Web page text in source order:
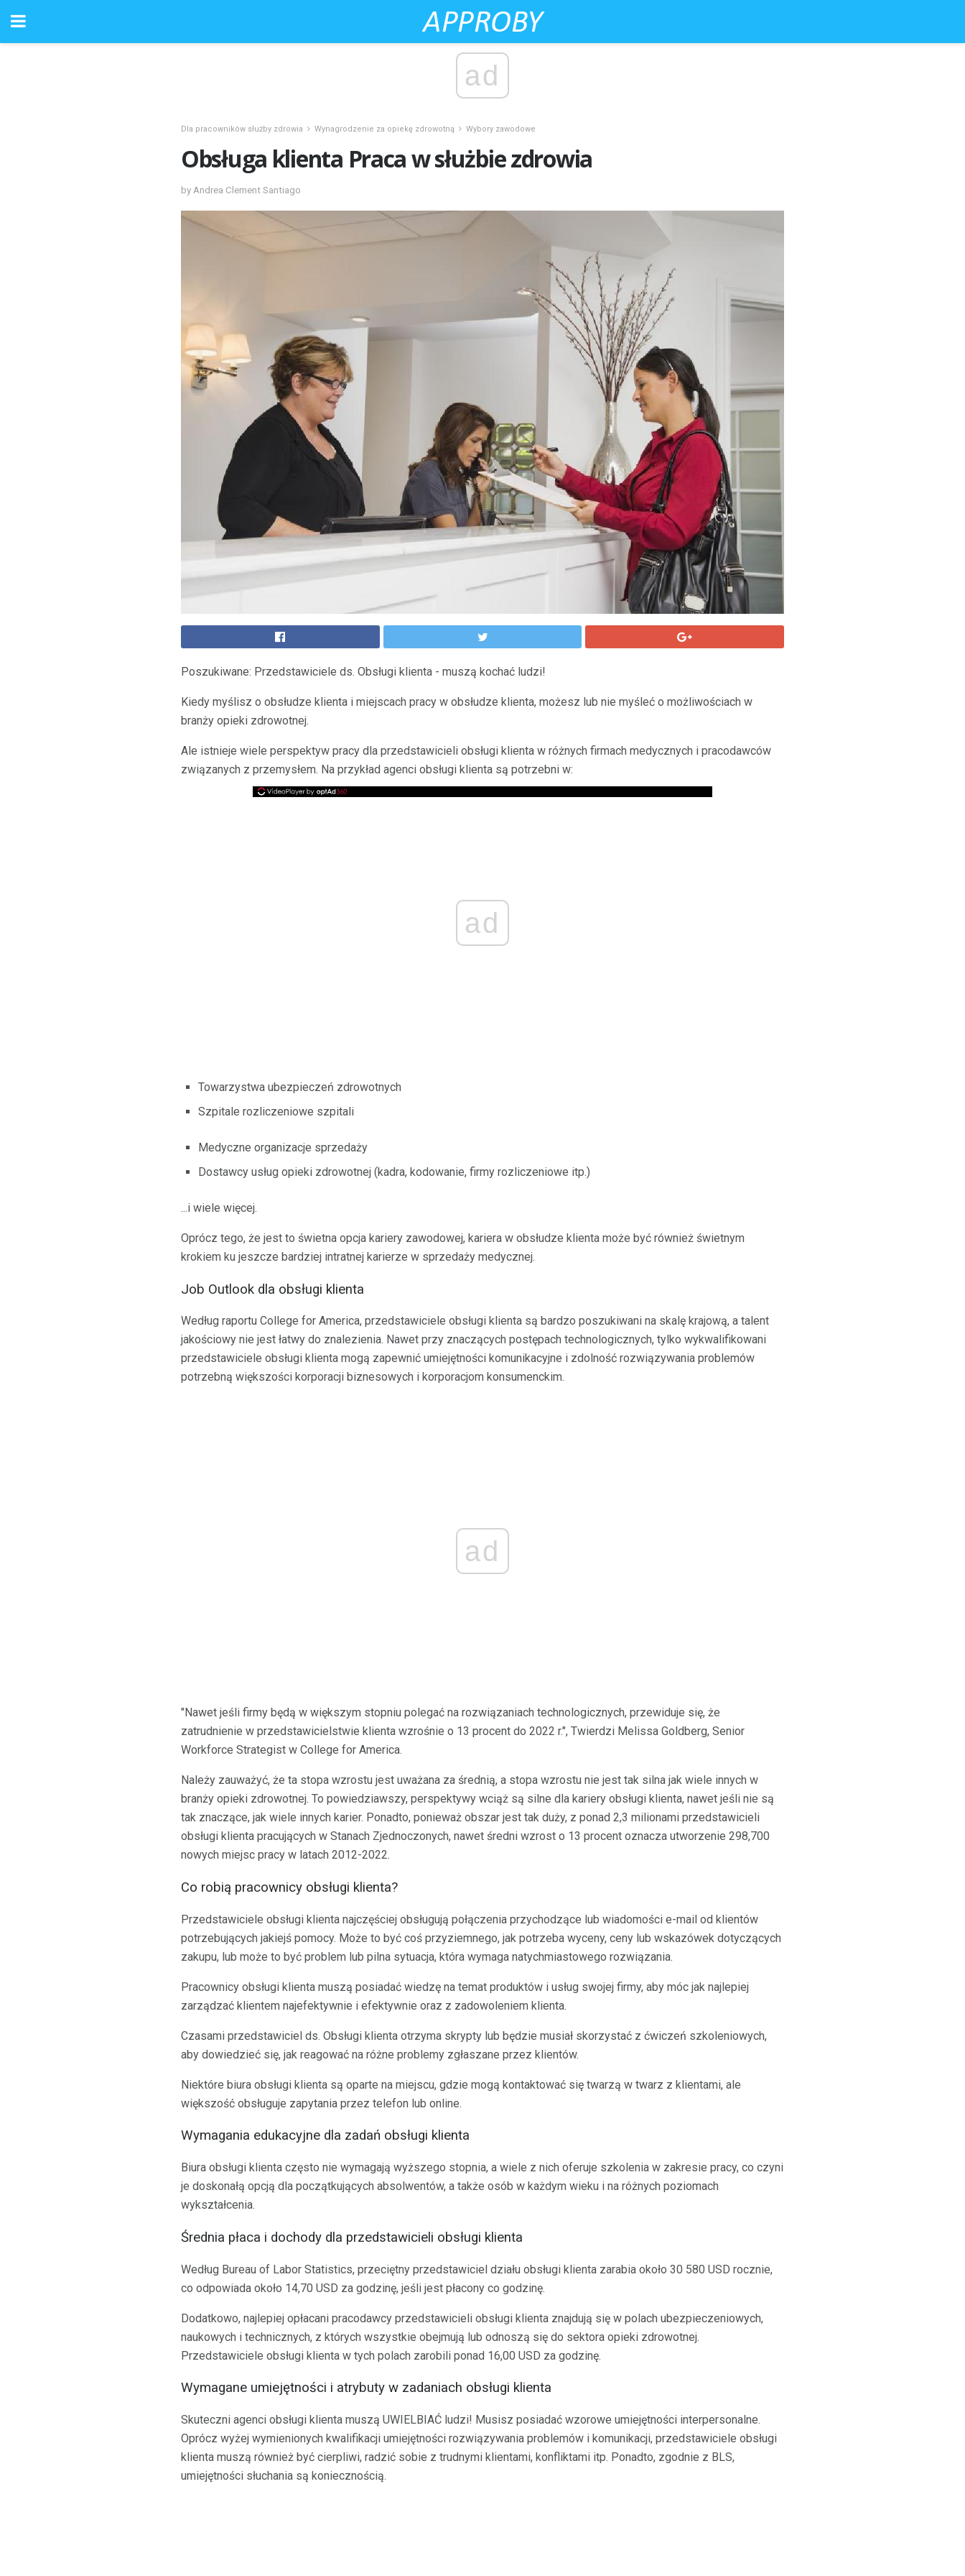
ad
Dla pracowników służby zdrowia Wynagrodzenie za opiekę zdrowotną Wybory zawodowe
Obsługa klienta Praca w służbie zdrowia
by Andrea Clement Santiago
Poszukiwane: Przedstawiciele ds. Obsługi klienta - muszą kochać ludzi!
Kiedy myślisz o obsłudze klienta i miejscach pracy w obsłudze klienta, możesz lub nie myśleć o możliwościach w
branży opieki zdrowotnej.
Ale istnieje wiele perspektyw pracy dla przedstawicieli obsługi klienta w różnych firmach medycznych i pracodawców
związanych z przemysłem. Na przykład agenci obsługi klienta są potrzebni w:
ad
Towarzystwa ubezpieczeń zdrowotnych
Szpitale rozliczeniowe szpitali
Medyczne organizacje sprzedaży
Dostawcy usług opieki zdrowotnej (kadra, kodowanie, firmy rozliczeniowe itp.)
...i wiele więcej.
Oprócz tego, że jest to świetna opcja kariery zawodowej, kariera w obsłudze klienta może być również świetnym
krokiem ku jeszcze bardziej intratnej karierze w sprzedaży medycznej.
Job Outlook dla obsługi klienta
Według raportu College for America, przedstawiciele obsługi klienta są bardzo poszukiwani na skalę krajową, a talent
jakościowy nie jest łatwy do znalezienia. Nawet przy znaczących postępach technologicznych, tylko wykwalifikowani
przedstawiciele obsługi klienta mogą zapewnić umiejętności komunikacyjne i zdolność rozwiązywania problemów
potrzebną większości korporacji biznesowych i korporacjom konsumenckim.
ad
"Nawet jeśli firmy będą w większym stopniu polegać na rozwiązaniach technologicznych, przewiduje się, że
zatrudnienie w przedstawicielstwie klienta wzrośnie o 13 procent do 2022 r.", Twierdzi Melissa Goldberg, Senior
Workforce Strategist w College for America.
Należy zauważyć, że ta stopa wzrostu jest uważana za średnią, a stopa wzrostu nie jest tak silna jak wiele innych w
branży opieki zdrowotnej. To powiedziawszy, perspektywy wciąż są silne dla kariery obsługi klienta, nawet jeśli nie są
tak znaczące, jak wiele innych karier. Ponadto, ponieważ obszar jest tak duży, z ponad 2,3 milionami przedstawicieli
obsługi klienta pracujących w Stanach Zjednoczonych, nawet średni wzrost o 13 procent oznacza utworzenie 298,700
nowych miejsc pracy w latach 2012-2022.
Co robią pracownicy obsługi klienta?
Przedstawiciele obsługi klienta najczęściej obsługują połączenia przychodzące lub wiadomości e-mail od klientów
potrzebujących jakiejś pomocy. Może to być coś przyziemnego, jak potrzeba wyceny, ceny lub wskazówek dotyczących
zakupu, lub może to być problem lub pilna sytuacja, która wymaga natychmiastowego rozwiązania.
Pracownicy obsługi klienta muszą posiadać wiedzę na temat produktów i usług swojej firmy, aby móc jak najlepiej
zarządzać klientem najefektywnie i efektywnie oraz z zadowoleniem klienta.
Czasami przedstawiciel ds. Obsługi klienta otrzyma skrypty lub będzie musiał skorzystać z ćwiczeń szkoleniowych,
aby dowiedzieć się, jak reagować na różne problemy zgłaszane przez klientów.
Niektóre biura obsługi klienta są oparte na miejscu, gdzie mogą kontaktować się twarzą w twarz z klientami, ale
większość obsługuje zapytania przez telefon lub online.
Wymagania edukacyjne dla zadań obsługi klienta
Biura obsługi klienta często nie wymagają wyższego stopnia, a wiele z nich oferuje szkolenia w zakresie pracy, co czyni
je doskonałą opcją dla początkujących absolwentów, a także osób w każdym wieku i na różnych poziomach
wykształcenia.
Średnia płaca i dochody dla przedstawicieli obsługi klienta
Według Bureau of Labor Statistics, przeciętny przedstawiciel działu obsługi klienta zarabia około 30 580 USD rocznie,
co odpowiada około 14,70 USD za godzinę, jeśli jest płacony co godzinę.
Dodatkowo, najlepiej opłacani pracodawcy przedstawicieli obsługi klienta znajdują się w polach ubezpieczeniowych,
naukowych i technicznych, z których wszystkie obejmują lub odnoszą się do sektora opieki zdrowotnej.
Przedstawiciele obsługi klienta w tych polach zarobili ponad 16,00 USD za godzinę.
Wymagane umiejętności i atrybuty w zadaniach obsługi klienta
Skuteczni agenci obsługi klienta muszą UWIELBIAĆ ludzi! Musisz posiadać wzorowe umiejętności interpersonalne.
Oprócz wyżej wymienionych kwalifikacji umiejętności rozwiązywania problemów i komunikacji, przedstawiciele obsługi
klienta muszą również być cierpliwi, radzić sobie z trudnymi klientami, konfliktami itp. Ponadto, zgodnie z BLS,
umiejętności słuchania są koniecznością.